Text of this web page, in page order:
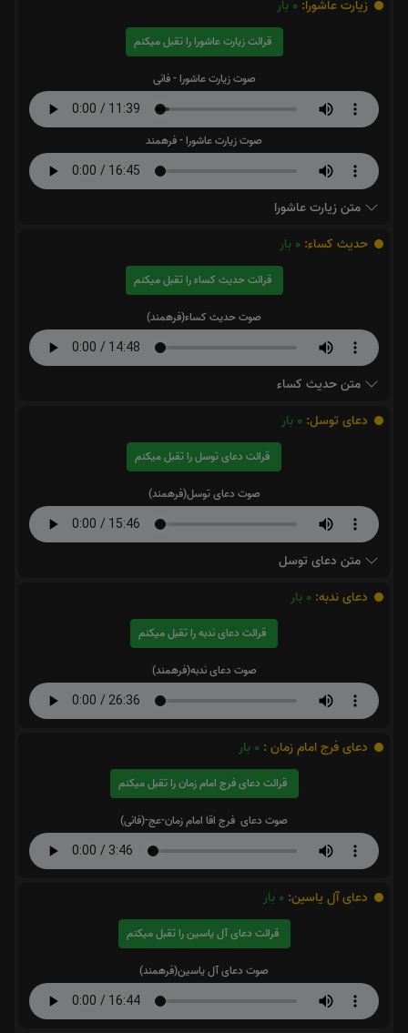
زیارت عاشورا: 0 بار
قرائت زیارت عاشورا را تقبل میکنم
صوت زیارت عاشورا - فانی
صوت زیارت عاشورا - فرهمند
متن زیارت عاشورا
حدیث کساء: 0 بار
قرائت حدیث کساء را تقبل میکنم
صوت حدیث کساء(فرهمند)
متن حدیث کساء
دعای توسل: 0 بار
قرائت دعای توسل را تقبل میکنم
صوت دعای توسل(فرهمند)
متن دعای توسل
دعای ندبه: 0 بار
قرائت دعای ندبه را تقبل میکنم
صوت دعای ندبه(فرهمند)
دعای فرج امام زمان : 0 بار
قرائت دعای فرج امام زمان را تقبل میکنم
صوت دعای فرج اقا امام زمان-عج-(فانی)
دعای آل یاسین: 0 بار
قرائت دعای آل یاسین را تقبل میکنم
صوت دعای آل یاسین(فرهمند)